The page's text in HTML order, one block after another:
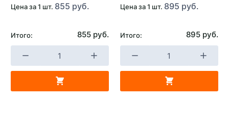
Цена за 1 шт. 855 руб.
Итого: 855 руб.
Цена за 1 шт. 895 руб.
Итого: 895 руб.